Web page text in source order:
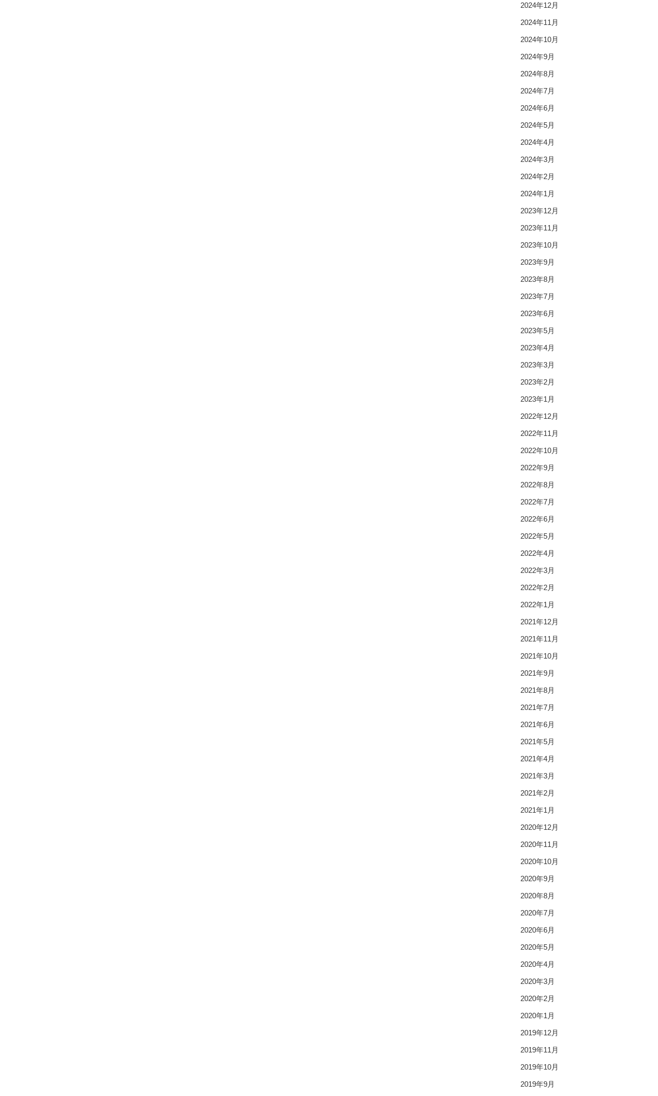
2024年12月
2024年11月
2024年10月
2024年9月
2024年8月
2024年7月
2024年6月
2024年5月
2024年4月
2024年3月
2024年2月
2024年1月
2023年12月
2023年11月
2023年10月
2023年9月
2023年8月
2023年7月
2023年6月
2023年5月
2023年4月
2023年3月
2023年2月
2023年1月
2022年12月
2022年11月
2022年10月
2022年9月
2022年8月
2022年7月
2022年6月
2022年5月
2022年4月
2022年3月
2022年2月
2022年1月
2021年12月
2021年11月
2021年10月
2021年9月
2021年8月
2021年7月
2021年6月
2021年5月
2021年4月
2021年3月
2021年2月
2021年1月
2020年12月
2020年11月
2020年10月
2020年9月
2020年8月
2020年7月
2020年6月
2020年5月
2020年4月
2020年3月
2020年2月
2020年1月
2019年12月
2019年11月
2019年10月
2019年9月